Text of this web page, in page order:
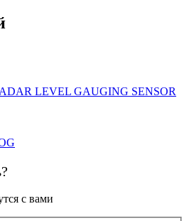
LEVEL GAUGING SENSOR
с вами